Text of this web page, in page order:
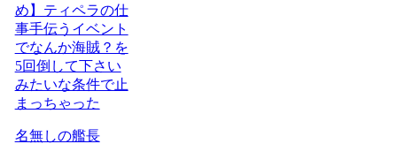
め】ティペラの仕
事手伝うイベント
でなんか海賊？を
5回倒して下さい
みたいな条件で止
まっちゃった
名無しの艦長